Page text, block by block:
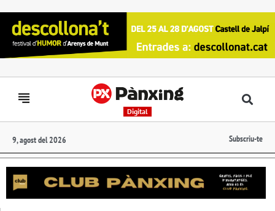
Digital
9, agost del 2026 Subscriu-te